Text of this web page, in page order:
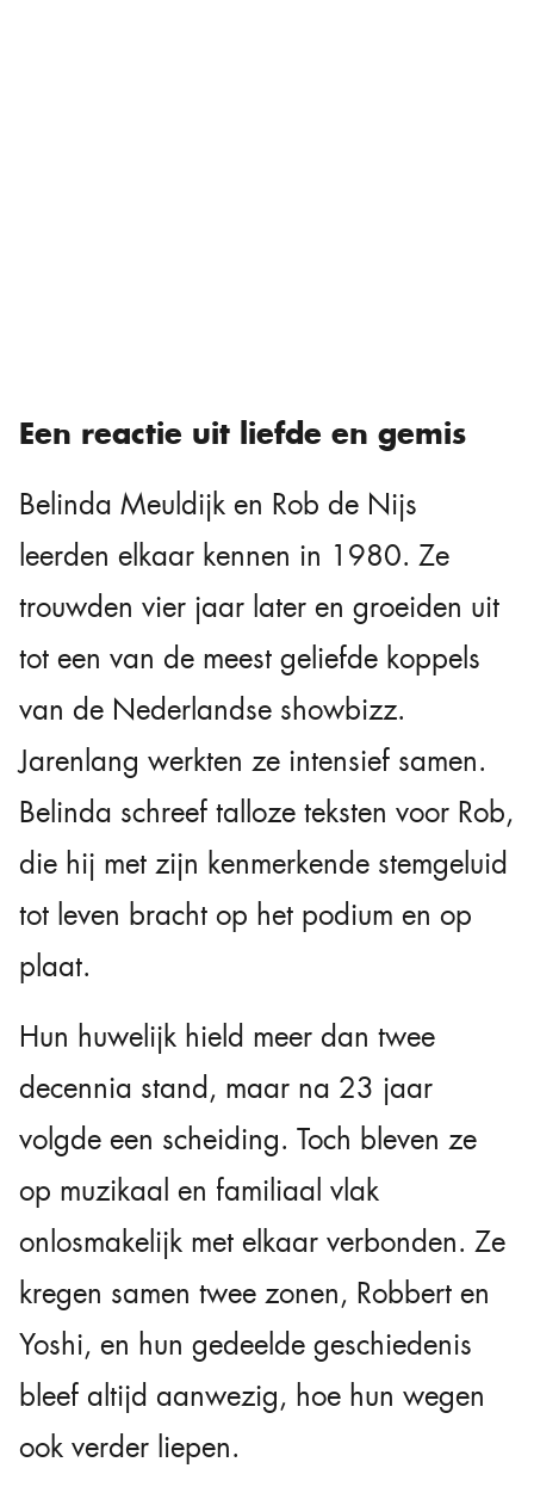
Een reactie uit liefde en gemis
Belinda Meuldijk en Rob de Nijs
leerden elkaar kennen in 1980. Ze
trouwden vier jaar later en groeiden uit
tot een van de meest geliefde koppels
van de Nederlandse showbizz.
Jarenlang werkten ze intensief samen.
Belinda schreef talloze teksten voor Rob,
die hij met zijn kenmerkende stemgeluid
tot leven bracht op het podium en op
plaat.
Hun huwelijk hield meer dan twee
decennia stand, maar na 23 jaar
volgde een scheiding. Toch bleven ze
op muzikaal en familiaal vlak
onlosmakelijk met elkaar verbonden. Ze
kregen samen twee zonen, Robbert en
Yoshi, en hun gedeelde geschiedenis
bleef altijd aanwezig, hoe hun wegen
ook verder liepen.